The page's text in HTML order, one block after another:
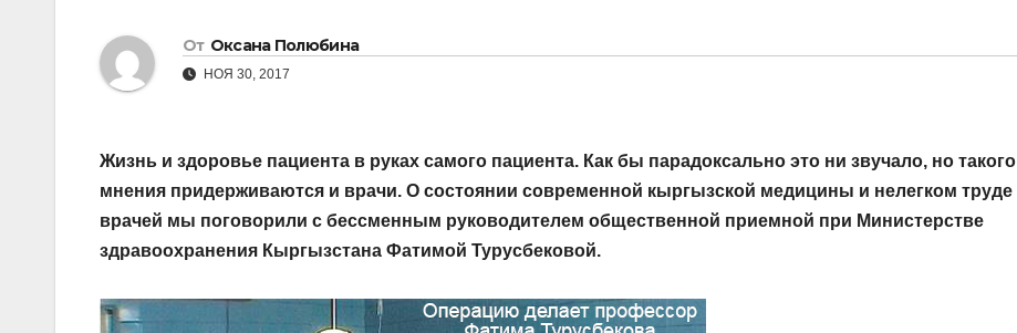
От Оксана Полюбина
НОЯ 30, 2017
Жизнь и здоровье пациента в руках самого пациента. Как бы парадоксально это ни звучало, но такого
мнения придерживаются и врачи. О состоянии современной кыргызской медицины и нелегком труде
врачей мы поговорили с бессменным руководителем общественной приемной при Министерстве
здравоохранения Кыргызстана Фатимой Турусбековой.